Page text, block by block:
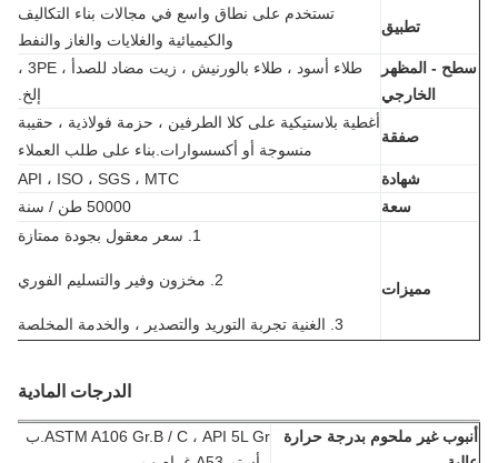
تطبيق
تستخدم على نطاق واسع في مجالات بناء التكاليف
والكيميائية والغلايات والغاز والنفط
- المظهر
الخارجي
طلاء أسود ، طلاء بالورنيش ، زيت مضاد للصدأ ، 3PE ،
صفقة
أغطية بلاستيكية على كلا الطرفين ، حزمة فولاذية ، حقيبة
منسوجة أو أكسسوارات.بناء على طلب العملاء
شهادة
API ، ISO ، SGS ، MTC
50000 طن / سنة
مميزات
الدرجات المادية
غير ملحوم بدرجة حرارة
ASTM A106 Gr.B / C ، API 5L Gr.ب